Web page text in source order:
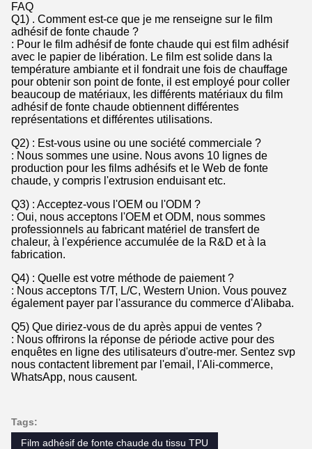
FAQ
Q1) . Comment est-ce que je me renseigne sur le film
adhésif de fonte chaude ?
: Pour le film adhésif de fonte chaude qui est film adhésif
avec le papier de libération. Le film est solide dans la
température ambiante et il fondrait une fois de chauffage
pour obtenir son point de fonte, il est employé pour coller
beaucoup de matériaux, les différents matériaux du film
adhésif de fonte chaude obtiennent différentes
représentations et différentes utilisations.
Q2) : Est-vous usine ou une société commerciale ?
: Nous sommes une usine. Nous avons 10 lignes de
production pour les films adhésifs et le Web de fonte
chaude, y compris l'extrusion enduisant etc.
Q3) : Acceptez-vous l'OEM ou l'ODM ?
: Oui, nous acceptons l'OEM et ODM, nous sommes
professionnels au fabricant matériel de transfert de
chaleur, à l'expérience accumulée de la R&D et à la
fabrication.
Q4) : Quelle est votre méthode de paiement ?
: Nous acceptons T/T, L/C, Western Union. Vous pouvez
également payer par l'assurance du commerce d'Alibaba.
Q5) Que diriez-vous de du après appui de ventes ?
: Nous offrirons la réponse de période active pour des
enquêtes en ligne des utilisateurs d'outre-mer. Sentez svp
nous contactent librement par l'email, l'Ali-commerce,
WhatsApp, nous causent.
Tags:
Film adhésif de fonte chaude du tissu TPU